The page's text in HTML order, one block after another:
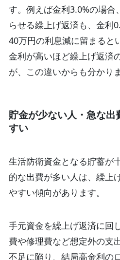
す。例えば金利3.0%の場合
らせる繰上げ返済も、金利
40万円の利息減に留まると
金利が高いほど繰上げ返済
が、この違いからも分かりま
貯金が少ない人・急な
すい
生活防衛資金となる貯蓄が
的な出費が多い人は、繰上
やすい傾向があります。
手元資金を繰上げ返済に回
費や修理費など想定外の支
不足に陥り、結局高金利の